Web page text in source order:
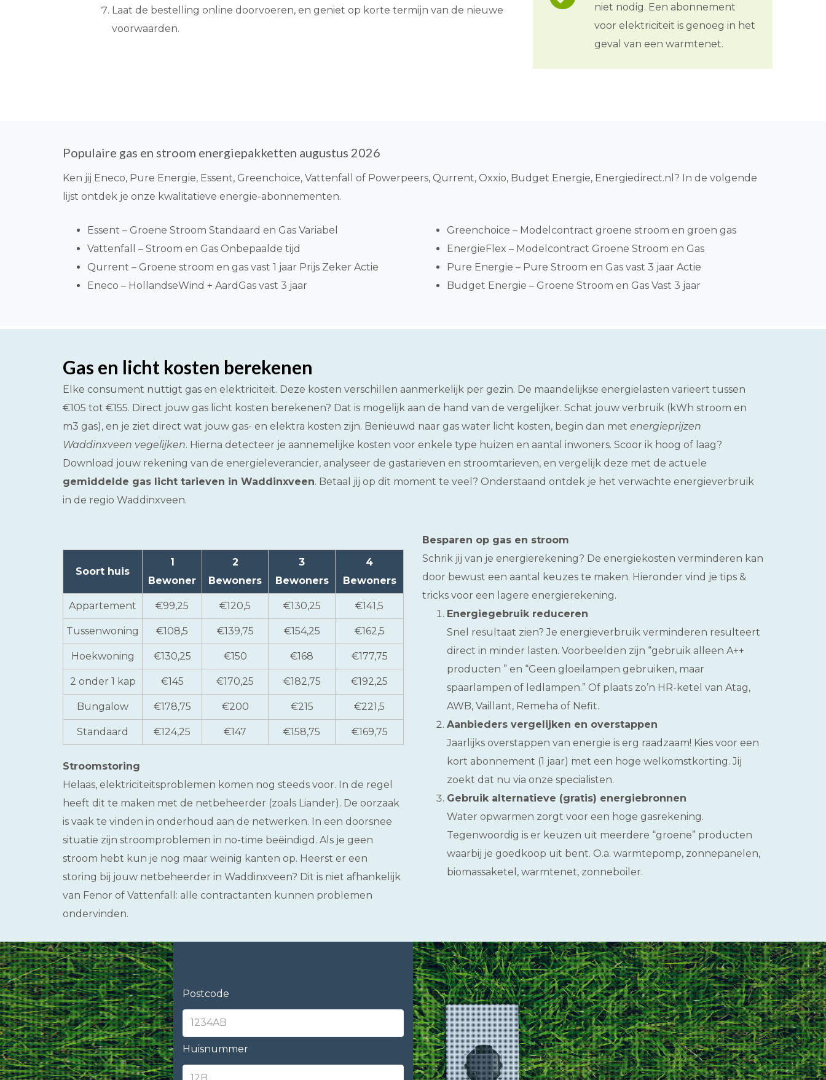
Laat de bestelling online doorvoeren, en geniet op korte termijn van de nieuwe
voorwaarden.
niet nodig. Een abonnement
voor elektriciteit is genoeg in het
geval van een warmtenet.
Populaire gas en stroom energiepakketten augustus 2026
Ken jij Eneco, Pure Energie, Essent, Greenchoice, Vattenfall of Powerpeers, Qurrent, Oxxio, Budget Energie, Energiedirect.nl? In de volgende
lijst ontdek je onze kwalitatieve energie-abonnementen.
Essent – Groene Stroom Standaard en Gas Variabel
Vattenfall – Stroom en Gas Onbepaalde tijd
Qurrent – Groene stroom en gas vast 1 jaar Prijs Zeker Actie
Eneco – HollandseWind + AardGas vast 3 jaar
Greenchoice – Modelcontract groene stroom en groen gas
EnergieFlex – Modelcontract Groene Stroom en Gas
Pure Energie – Pure Stroom en Gas vast 3 jaar Actie
Budget Energie – Groene Stroom en Gas Vast 3 jaar
Gas en licht kosten berekenen
Elke consument nuttigt gas en elektriciteit. Deze kosten verschillen aanmerkelijk per gezin. De maandelijkse energielasten varieert tussen
€105 tot €155. Direct jouw gas licht kosten berekenen? Dat is mogelijk aan de hand van de vergelijker. Schat jouw verbruik (kWh stroom en
m3 gas), en je ziet direct wat jouw gas- en elektra kosten zijn. Benieuwd naar gas water licht kosten, begin dan met energieprijzen
Waddinxveen vegelijken. Hierna detecteer je aannemelijke kosten voor enkele type huizen en aantal inwoners. Scoor ik hoog of laag?
Download jouw rekening van de energieleverancier, analyseer de gastarieven en stroomtarieven, en vergelijk deze met de actuele
gemiddelde gas licht tarieven in Waddinxveen. Betaal jij op dit moment te veel? Onderstaand ontdek je het verwachte energieverbruik
in de regio Waddinxveen.
Soort huis
1
Bewoner
2
Bewoners
3
Bewoners
4
Bewoners
Appartement €99,25 €120,5 €130,25 €141,5
Tussenwoning €108,5 €139,75 €154,25 €162,5
Hoekwoning €130,25 €150 €168 €177,75
2 onder 1 kap €145 €170,25 €182,75 €192,25
Bungalow €178,75 €200 €215 €221,5
Standaard €124,25 €147 €158,75 €169,75
Stroomstoring
Helaas, elektriciteitsproblemen komen nog steeds voor. In de regel
heeft dit te maken met de netbeheerder (zoals Liander). De oorzaak
is vaak te vinden in onderhoud aan de netwerken. In een doorsnee
situatie zijn stroomproblemen in no-time beëindigd. Als je geen
stroom hebt kun je nog maar weinig kanten op. Heerst er een
storing bij jouw netbeheerder in Waddinxveen? Dit is niet afhankelijk
van Fenor of Vattenfall: alle contractanten kunnen problemen
ondervinden.
Besparen op gas en stroom
Schrik jij van je energierekening? De energiekosten verminderen kan
door bewust een aantal keuzes te maken. Hieronder vind je tips &
tricks voor een lagere energierekening.
Energiegebruik reduceren
Snel resultaat zien? Je energieverbruik verminderen resulteert
direct in minder lasten. Voorbeelden zijn “gebruik alleen A++
producten ” en “Geen gloeilampen gebruiken, maar
spaarlampen of ledlampen.” Of plaats zo’n HR-ketel van Atag,
AWB, Vaillant, Remeha of Nefit.
Aanbieders vergelijken en overstappen
Jaarlijks overstappen van energie is erg raadzaam! Kies voor een
kort abonnement (1 jaar) met een hoge welkomstkorting. Jij
zoekt dat nu via onze specialisten.
Gebruik alternatieve (gratis) energiebronnen
Water opwarmen zorgt voor een hoge gasrekening.
Tegenwoordig is er keuzen uit meerdere “groene” producten
waarbij je goedkoop uit bent. O.a. warmtepomp, zonnepanelen,
biomassaketel, warmtenet, zonneboiler.
Postcode
Huisnummer